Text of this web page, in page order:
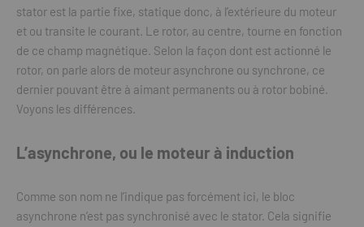
stator est la partie fixe, statique donc, à l’extérieure du moteur
et ou transite le courant. Le rotor, au centre, tourne en fonction
de ce champ magnétique. Selon la façon dont est actionné le
rotor, on parle alors de moteur asynchrone ou synchrone, ce
dernier pouvant être à aimant permanents ou à rotor bobiné.
Voyons les différences.
L’asynchrone, ou le moteur à induction
Comme son nom ne l’indique pas forcément ici, le bloc
asynchrone n’est pas synchronisé avec le stator. Cela signifie